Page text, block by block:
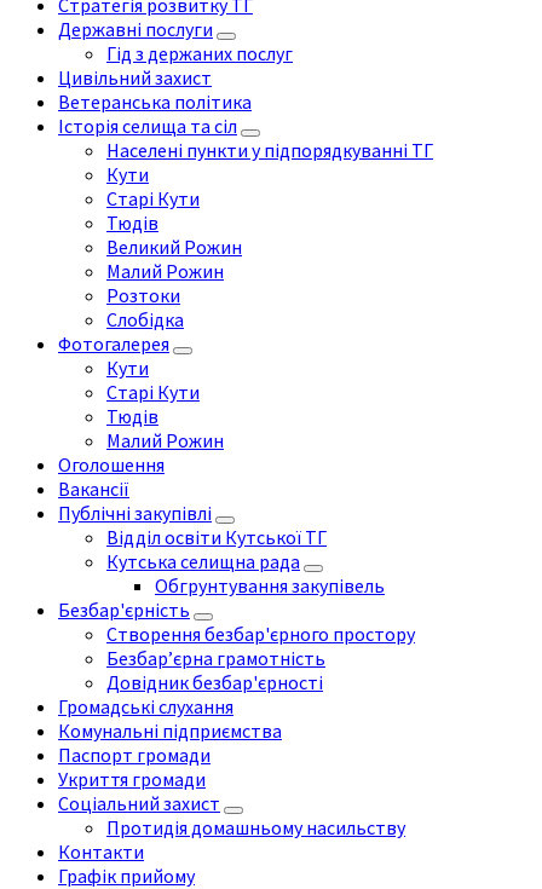
Стратегія розвитку ТГ
Державні послуги
Гід з держаних послуг
Цивільний захист
Ветеранська політика
Історія селища та сіл
Населені пункти у підпорядкуванні ТГ
Кути
Старі Кути
Тюдів
Великий Рожин
Малий Рожин
Розтоки
Слобідка
Фотогалерея
Кути
Старі Кути
Тюдів
Малий Рожин
Оголошення
Вакансії
Публічні закупівлі
Відділ освіти Кутської ТГ
Кутська селищна рада
Обгрунтування закупівель
Безбар'єрність
Створення безбар'єрного простору
Безбар’єрна грамотність
Довідник безбар'єрності
Громадські слухання
Комунальні підприємства
Паспорт громади
Укриття громади
Соціальний захист
Протидія домашньому насильству
Контакти
Графік прийому